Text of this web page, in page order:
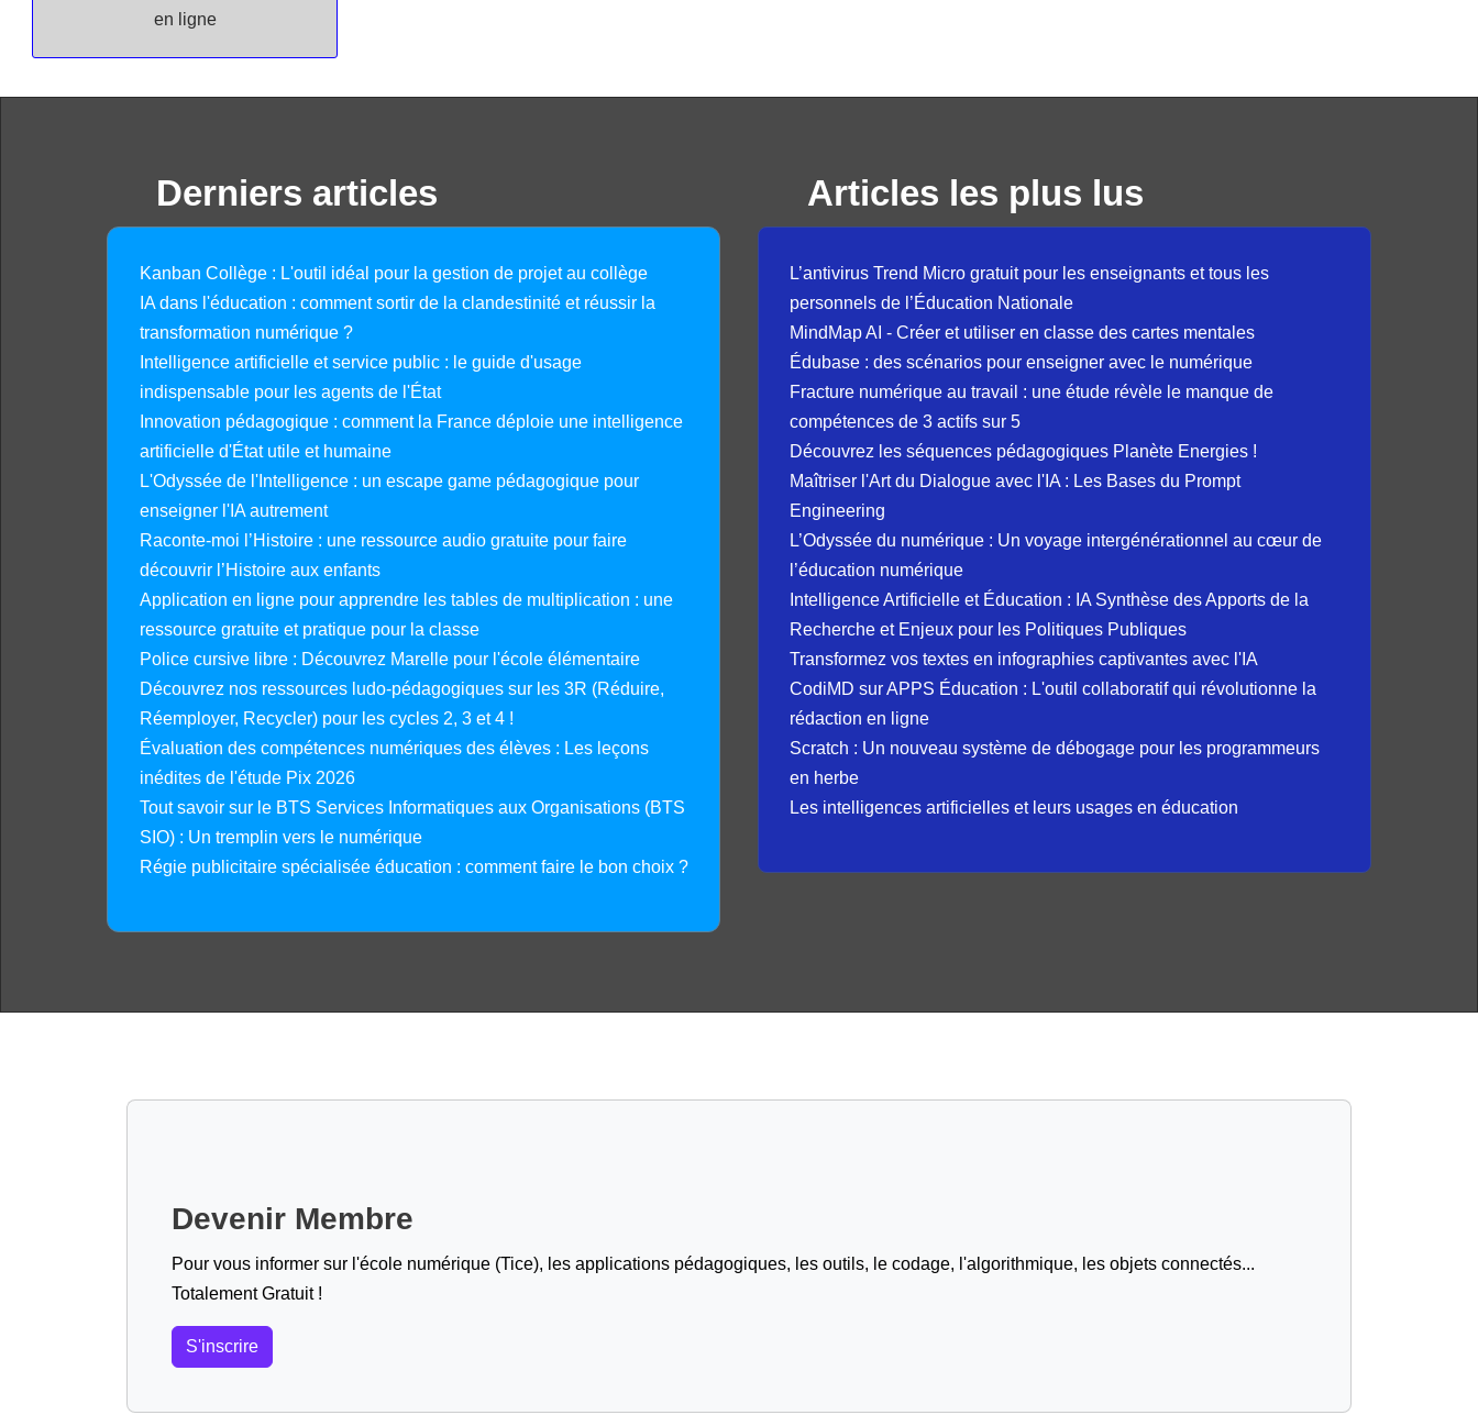
en ligne
Derniers articles
Kanban Collège : L'outil idéal pour la gestion de projet au collège
IA dans l'éducation : comment sortir de la clandestinité et réussir la
transformation numérique ?
Intelligence artificielle et service public : le guide d'usage
indispensable pour les agents de l'État
Innovation pédagogique : comment la France déploie une intelligence
artificielle d'État utile et humaine
L'Odyssée de l'Intelligence : un escape game pédagogique pour
enseigner l'IA autrement
Raconte-moi l’Histoire : une ressource audio gratuite pour faire
découvrir l’Histoire aux enfants
Application en ligne pour apprendre les tables de multiplication : une
ressource gratuite et pratique pour la classe
Police cursive libre : Découvrez Marelle pour l'école élémentaire
Découvrez nos ressources ludo-pédagogiques sur les 3R (Réduire,
Réemployer, Recycler) pour les cycles 2, 3 et 4 !
Évaluation des compétences numériques des élèves : Les leçons
inédites de l'étude Pix 2026
Tout savoir sur le BTS Services Informatiques aux Organisations (BTS
SIO) : Un tremplin vers le numérique
Régie publicitaire spécialisée éducation : comment faire le bon choix ?
Articles les plus lus
L’antivirus Trend Micro gratuit pour les enseignants et tous les
personnels de l’Éducation Nationale
MindMap AI - Créer et utiliser en classe des cartes mentales
Édubase : des scénarios pour enseigner avec le numérique
Fracture numérique au travail : une étude révèle le manque de
compétences de 3 actifs sur 5
Découvrez les séquences pédagogiques Planète Energies !
Maîtriser l'Art du Dialogue avec l'IA : Les Bases du Prompt
Engineering
L’Odyssée du numérique : Un voyage intergénérationnel au cœur de
l’éducation numérique
Intelligence Artificielle et Éducation : IA Synthèse des Apports de la
Recherche et Enjeux pour les Politiques Publiques
Transformez vos textes en infographies captivantes avec l'IA
CodiMD sur APPS Éducation : L'outil collaboratif qui révolutionne la
rédaction en ligne
Scratch : Un nouveau système de débogage pour les programmeurs
en herbe
Les intelligences artificielles et leurs usages en éducation
Devenir Membre
Pour vous informer sur l'école numérique (Tice), les applications pédagogiques, les outils, le codage, l'algorithmique, les objets connectés...
Totalement Gratuit !
S'inscrire